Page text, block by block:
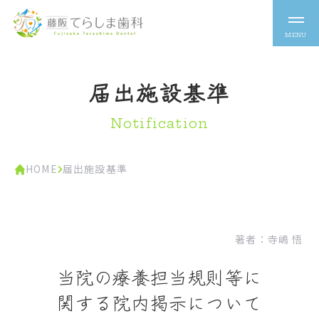
届出施設基準
Notification
HOME 届出施設基準
著者： 寺嶋 悟
当院の療養担当規則等に
関する院内掲示について